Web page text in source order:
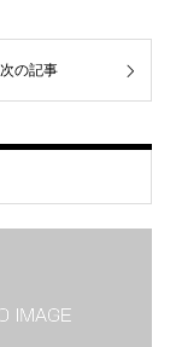
次の記事